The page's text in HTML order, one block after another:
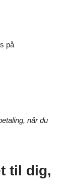
på
når du
til dig,